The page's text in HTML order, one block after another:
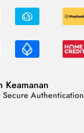
Keamanan
Secure Authentication